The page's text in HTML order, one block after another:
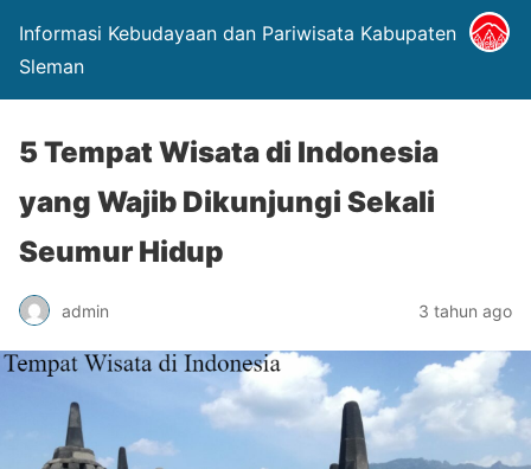
Informasi Kebudayaan dan Pariwisata Kabupaten
Sleman
5 Tempat Wisata di Indonesia
yang Wajib Dikunjungi Sekali
Seumur Hidup
admin 3 tahun ago